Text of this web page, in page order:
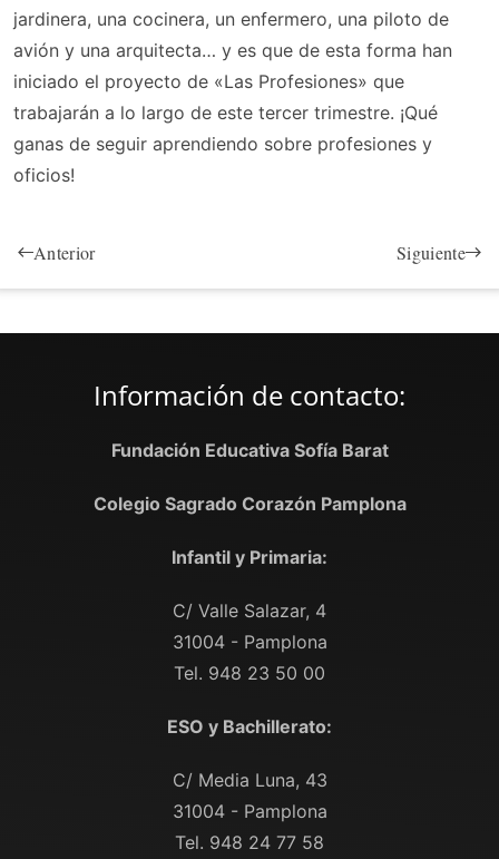
jardinera, una cocinera, un enfermero, una piloto de
avión y una arquitecta… y es que de esta forma han
iniciado el proyecto de «Las Profesiones» que
trabajarán a lo largo de este tercer trimestre. ¡Qué
ganas de seguir aprendiendo sobre profesiones y
oficios!
Anterior Siguiente
Información de contacto:
Fundación Educativa Sofía Barat
Colegio Sagrado Corazón Pamplona
Infantil y Primaria:
C/ Valle Salazar, 4
31004 - Pamplona
Tel. 948 23 50 00
ESO y Bachillerato:
C/ Media Luna, 43
31004 - Pamplona
Tel. 948 24 77 58